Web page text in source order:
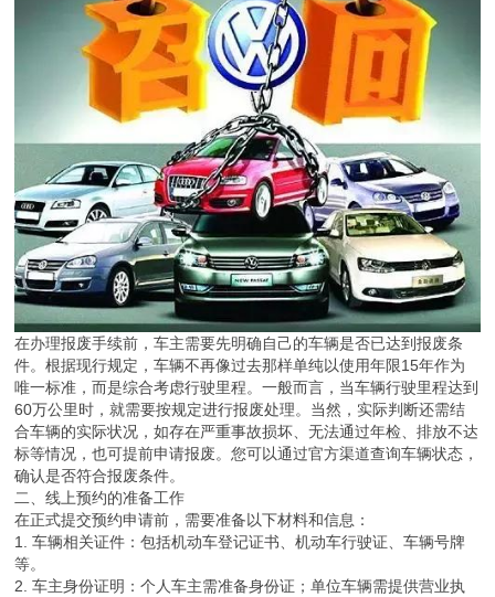
在办理报废手续前，车主需要先明确自己的车辆是否已达到报废条
件。根据现行规定，车辆不再像过去那样单纯以使用年限15年作为
唯一标准，而是综合考虑行驶里程。一般而言，当车辆行驶里程达到
60万公里时，就需要按规定进行报废处理。当然，实际判断还需结
合车辆的实际状况，如存在严重事故损坏、无法通过年检、排放不达
标等情况，也可提前申请报废。您可以通过官方渠道查询车辆状态，
确认是否符合报废条件。
二、线上预约的准备工作
在正式提交预约申请前，需要准备以下材料和信息：
1. 车辆相关证件：包括机动车登记证书、机动车行驶证、车辆号牌
等。
2. 车主身份证明：个人车主需准备身份证；单位车辆需提供营业执